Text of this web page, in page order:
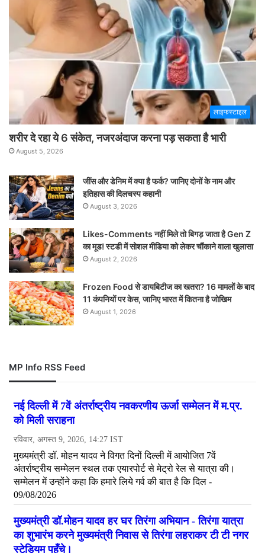
लाइफस्टाइल
शरीर दे रहा ये 6 संकेत, नजरअंदाज करना पड़ सकता है भारी
August 5, 2026
जींस और डेनिम में क्या है फर्क? जानिए दोनों के नाम और
इतिहास की दिलचस्प कहानी
August 3, 2026
Likes-Comments नहीं मिले तो बिगड़ जाता है Gen Z
का मूड! स्टडी में सोशल मीडिया को लेकर चौंकाने वाला खुलासा
August 2, 2026
Frozen Food से डायबिटीज का खतरा? 16 मामलों के बाद
11 कंपनियों पर केस, जानिए भारत में कितना है जोखिम
August 1, 2026
MP Info RSS Feed